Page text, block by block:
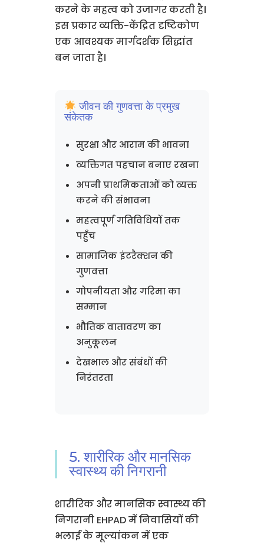
करने के महत्व को उजागर करती है।
इस प्रकार व्यक्ति-केंद्रित दृष्टिकोण
एक आवश्यक मार्गदर्शक सिद्धांत
बन जाता है।
जीवन की गुणवत्ता के प्रमुख
संकेतक
सुरक्षा और आराम की भावना
व्यक्तिगत पहचान बनाए रखना
अपनी प्राथमिकताओं को व्यक्त
करने की संभावना
महत्वपूर्ण गतिविधियों तक
पहुँच
सामाजिक इंटरैक्शन की
गुणवत्ता
गोपनीयता और गरिमा का
सम्मान
भौतिक वातावरण का
अनुकूलन
देखभाल और संबंधों की
निरंतरता
5. शारीरिक और मानसिक
स्वास्थ्य की निगरानी
शारीरिक और मानसिक स्वास्थ्य की
निगरानी EHPAD में निवासियों की
भलाई के मूल्यांकन में एक